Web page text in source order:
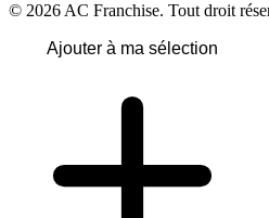
© 2026 AC Franchise. Tout droit
Ajouter à ma sélection